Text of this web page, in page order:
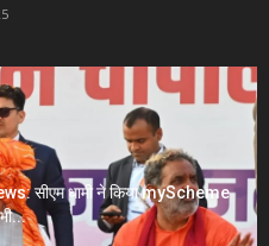
सीएम धामी सख्त: जनता की समस्याओं
सीएम धामी ने किया myScheme